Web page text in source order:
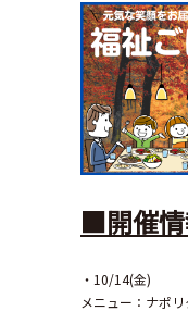
■開催
・10/14(金)
メニュー：ナポ